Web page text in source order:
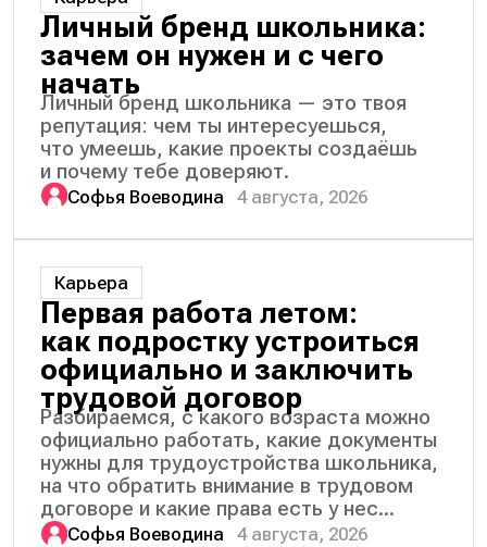
Личный бренд школьника:
зачем он нужен и с чего
начать
Личный бренд школьника — это твоя
репутация: чем ты интересуешься,
что умеешь, какие проекты создаёшь
и почему тебе доверяют.
Софья Воеводина 4 августа, 2026
Карьера
Первая работа летом:
как подростку устроиться
официально и заключить
трудовой договор
Разбираемся, с какого возраста можно
официально работать, какие документы
нужны для трудоустройства школьника,
на что обратить внимание в трудовом
договоре и какие права есть у нес...
Софья Воеводина 4 августа, 2026